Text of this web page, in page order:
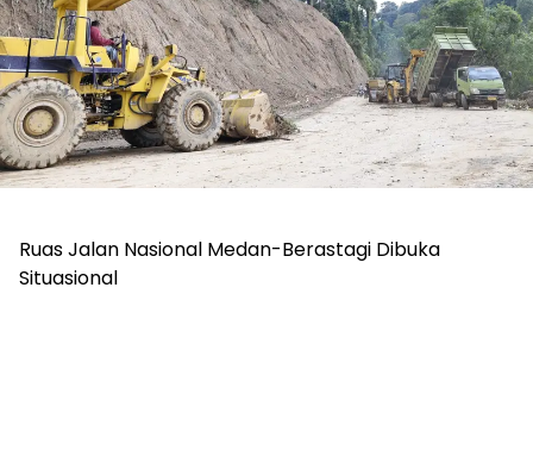
Ruas Jalan Nasional Medan-Berastagi Dibuka
Situasional